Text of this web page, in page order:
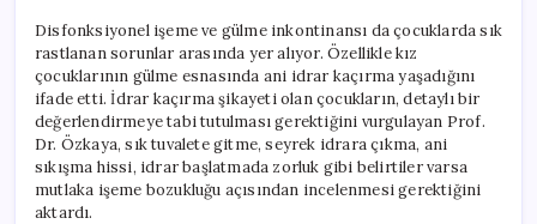
Disfonksiyonel işeme ve gülme inkontinansı da çocuklarda sık
rastlanan sorunlar arasında yer alıyor. Özellikle kız
çocuklarının gülme esnasında ani idrar kaçırma yaşadığını
ifade etti. İdrar kaçırma şikayeti olan çocukların, detaylı bir
değerlendirmeye tabi tutulması gerektiğini vurgulayan Prof.
Dr. Özkaya, sık tuvalete gitme, seyrek idrara çıkma, ani
sıkışma hissi, idrar başlatmada zorluk gibi belirtiler varsa
mutlaka işeme bozukluğu açısından incelenmesi gerektiğini
aktardı.